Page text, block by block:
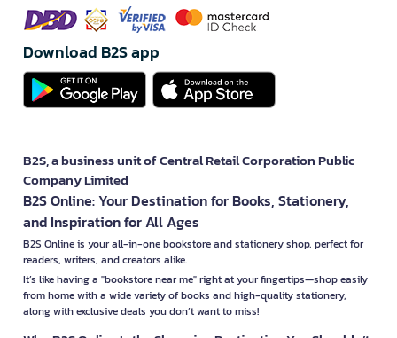
Download B2S app
B2S, a business unit of Central Retail Corporation Public
Company Limited
B2S Online: Your Destination for Books, Stationery,
and Inspiration for All Ages
B2S Online is your all-in-one bookstore and stationery shop, perfect for
readers, writers, and creators alike.
It’s like having a "bookstore near me" right at your fingertips—shop easily
from home with a wide variety of books and high-quality stationery,
along with exclusive deals you don’t want to miss!